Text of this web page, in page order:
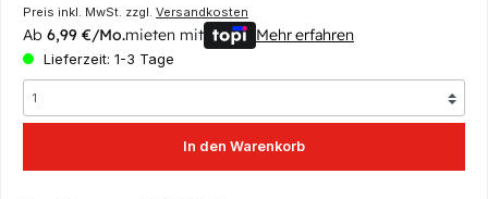
Preis inkl. MwSt. zzgl. Versandkosten
Ab 6,99 €/Mo.mieten mit Mehr erfahren
Lieferzeit: 1-3 Tage
In den Warenkorb